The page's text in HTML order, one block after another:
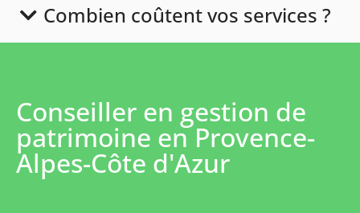
Combien coûtent vos services ?
Conseiller en gestion de
patrimoine en Provence-
Alpes-Côte d'Azur